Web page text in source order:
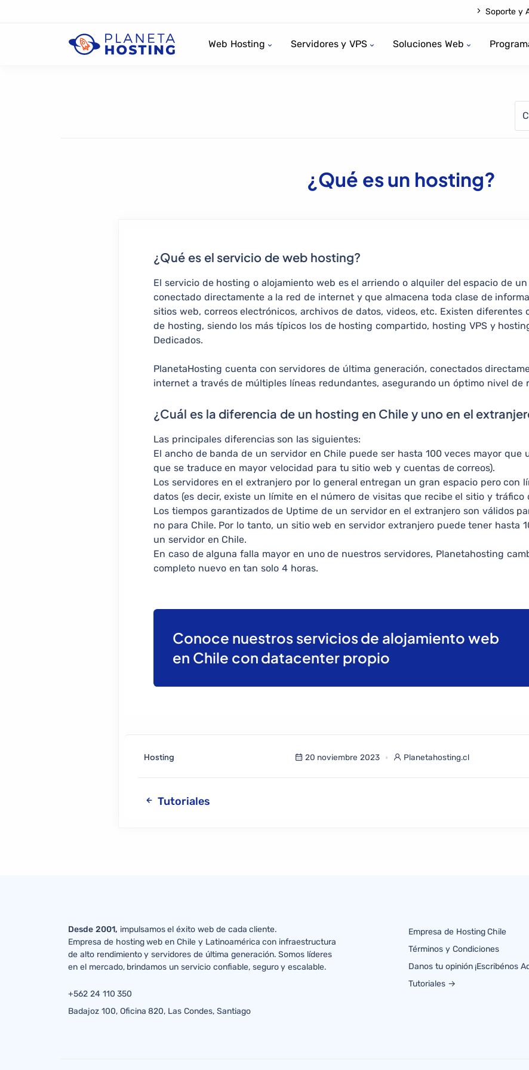
Soporte y
Web Hosting Servidores y VPS Soluciones Web
¿Qué es un hosting?
¿Qué es el servicio de web hosting?
El servicio de hosting o alojamiento web es el arriendo o alquiler del espacio de
conectado directamente a la red de internet y que almacena toda clase de
sitios web, correos electrónicos, archivos de datos, videos, etc. Existen diferentes
de hosting, siendo los más típicos los de hosting compartido, hosting VPS y
Dedicados.
PlanetaHosting cuenta con servidores de última generación, conectados
internet a través de múltiples líneas redundantes, asegurando un óptimo nivel de
¿Cuál es la diferencia de un hosting en Chile y uno en el
Las principales diferencias son las siguientes:
El ancho de banda de un servidor en Chile puede ser hasta 100 veces mayor que
que se traduce en mayor velocidad para tu sitio web y cuentas de correos).
Los servidores en el extranjero por lo general entregan un gran espacio pero con
datos (es decir, existe un límite en el número de visitas que recibe el sitio y tráfico
Los tiempos garantizados de Uptime de un servidor en el extranjero son válidos
no para Chile. Por lo tanto, un sitio web en servidor extranjero puede tener hasta
un servidor en Chile.
En caso de alguna falla mayor en uno de nuestros servidores, Planetahosting
completo nuevo en tan solo 4 horas.
Conoce nuestros servicios de alojamiento web
en Chile con datacenter propio
Hosting 20 noviembre 2023 Planetahosting.cl
Tutoriales
Desde 2001, impulsamos el éxito web de cada cliente.
Empresa de hosting web en Chile y Latinoamérica con infraestructura
de alto rendimiento y servidores de última generación. Somos líderes
en el mercado, brindamos un servicio confiable, seguro y escalable.
+562 24 110 350
Badajoz 100, Oficina 820, Las Condes, Santiago
Empresa de Hosting Chile
Términos y Condiciones
Danos tu opinión ¡Escribénos
Tutoriales →